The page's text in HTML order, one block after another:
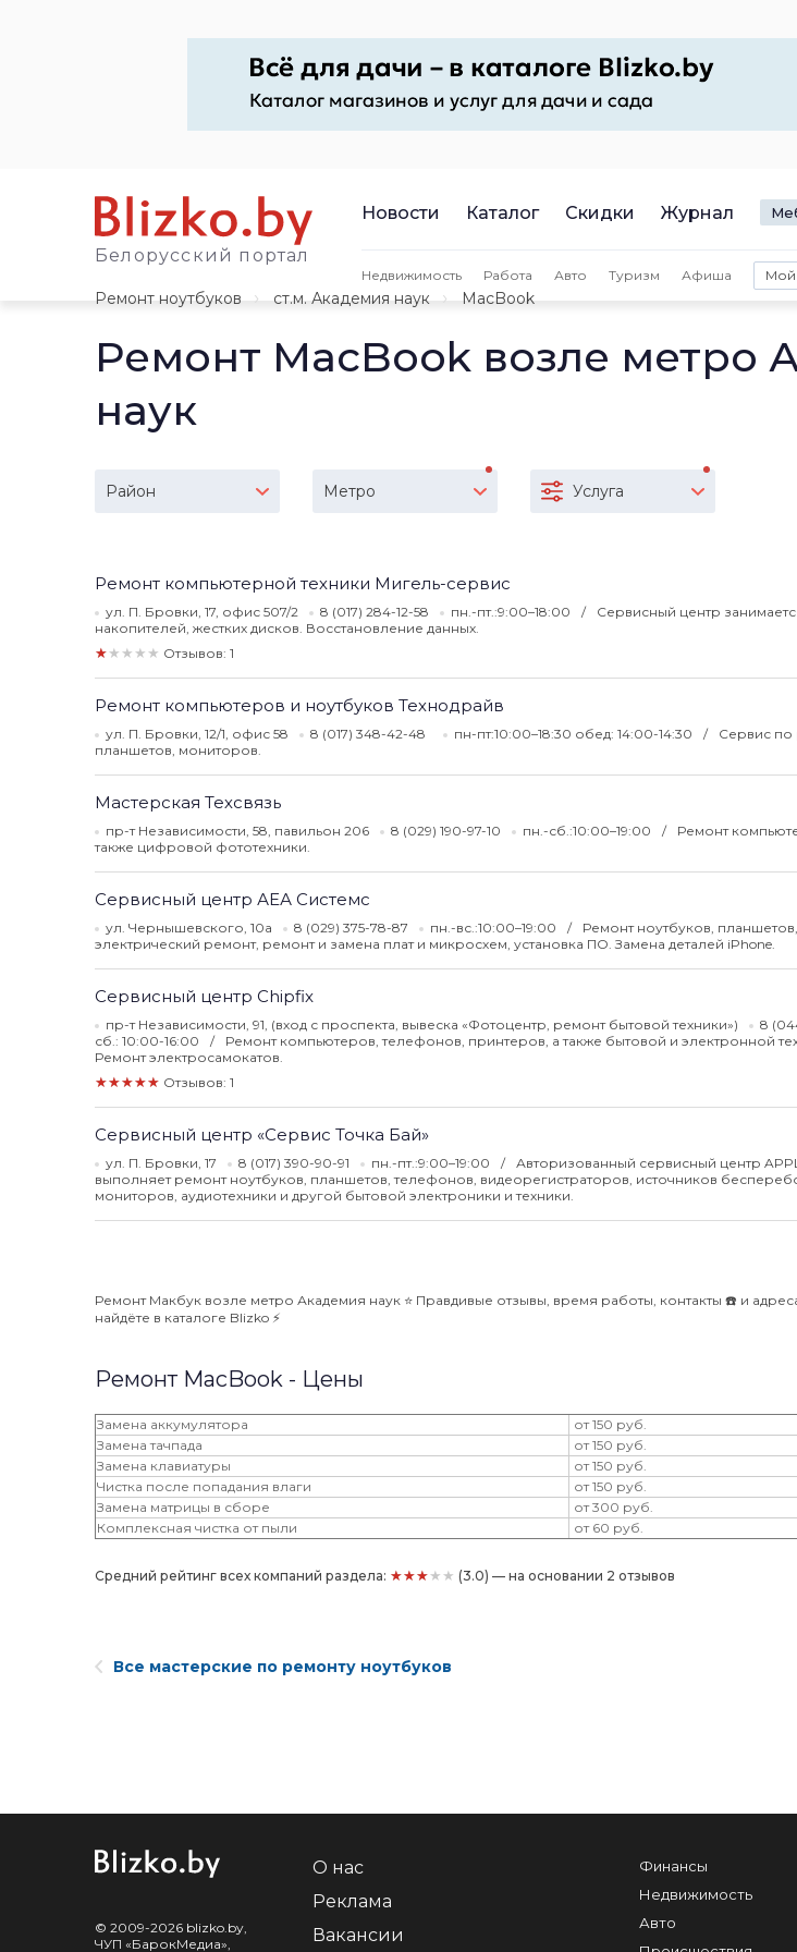
Белорусский портал
Новости Каталог Скидки Журнал
Недвижимость Работа Авто Туризм Афиша Мой
Ремонт ноутбуков
ст.м. Академия наук MacBook
Ремонт MacBook возле метро
наук
Район Метро Услуга
Ремонт компьютерной техники Мигель-сервис
ул. П. Бровки, 17, офис 507/2 8 (017) 284-12-58 пн.-пт.:9:00–18:00
Сервисный центр
накопителей, жестких дисков. Восстановление данных.
★★★★★ Отзывов: 1
Ремонт компьютеров и ноутбуков Технодрайв
ул. П. Бровки, 12/1, офис 58 8 (017) 348-42-48 пн-пт:10:00–18:30 обед: 14:00-14:30
Сервис по
планшетов, мониторов.
Мастерская Техсвязь
пр-т Независимости, 58, павильон 206 8 (029) 190-97-10 пн.-сб.:10:00–19:00
Ремонт
также цифровой фототехники.
Сервисный центр АЕА Системс
ул. Чернышевского, 10а 8 (029) 375-78-87 пн.-вс.:10:00–19:00
Ремонт ноутбуков,
электрический ремонт, ремонт и замена плат и микросхем, установка ПО. Замена деталей iPhone.
Сервисный центр Chipfix
пр-т Независимости, 91, (вход с проспекта, вывеска «Фотоцентр, ремонт бытовой техники») 8
сб.: 10:00-16:00
Ремонт компьютеров, телефонов, принтеров, а также бытовой и электронной
Ремонт электросамокатов.
★★★★★ Отзывов: 1
Сервисный центр «Сервис Точка Бай»
ул. П. Бровки, 17 8 (017) 390-90-91 пн.-пт.:9:00–19:00
Авторизованный сервисный центр
выполняет ремонт ноутбуков, планшетов, телефонов, видеорегистраторов, источников
мониторов, аудиотехники и другой бытовой электроники и техники.
Ремонт Макбук возле метро Академия наук ⭐️ Правдивые отзывы, время работы, контакты ☎️ и
найдёте в каталоге Blizko ⚡️
Ремонт MacBook - Цены
Замена аккумулятора
от 150 руб.
Замена тачпада
от 150 руб.
Замена клавиатуры
от 150 руб.
Чистка после попадания влаги
от 150 руб.
Замена матрицы в сборе
от 300 руб.
Комплексная чистка от пыли
от 60 руб.
Средний рейтинг всех компаний раздела: ★★★★★ (3.0) — на основании 2 отзывов
Все мастерские по ремонту ноутбуков
© 2009-2026 blizko.by,
ЧУП «БарокМедиа»,
О нас
Реклама
Вакансии
Финансы
Недвижимость
Авто